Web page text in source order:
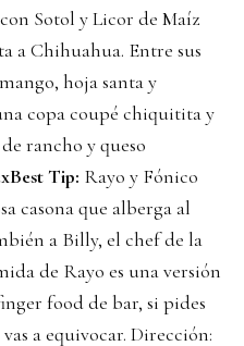
Sotol y Licor de Maíz
a Chihuahua. Entre sus
hoja santa y
copa coupé chiquitita y
rancho y queso
Tip: Rayo y Fónico
casona que alberga al
a Billy, el chef de la
de Rayo es una versión
food de bar, si pides
a equivocar. Dirección: